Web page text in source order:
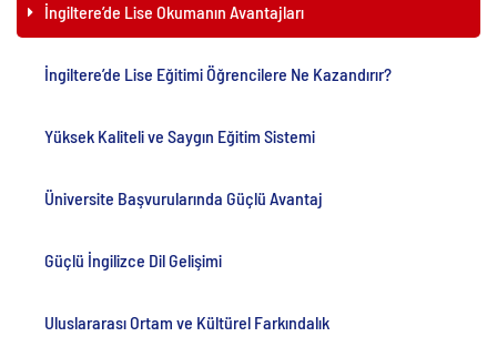
İngiltere’de Lise Okumanın Avantajları
İngiltere’de Lise Eğitimi Öğrencilere Ne Kazandırır?
Yüksek Kaliteli ve Saygın Eğitim Sistemi
Üniversite Başvurularında Güçlü Avantaj
Güçlü İngilizce Dil Gelişimi
Uluslararası Ortam ve Kültürel Farkındalık